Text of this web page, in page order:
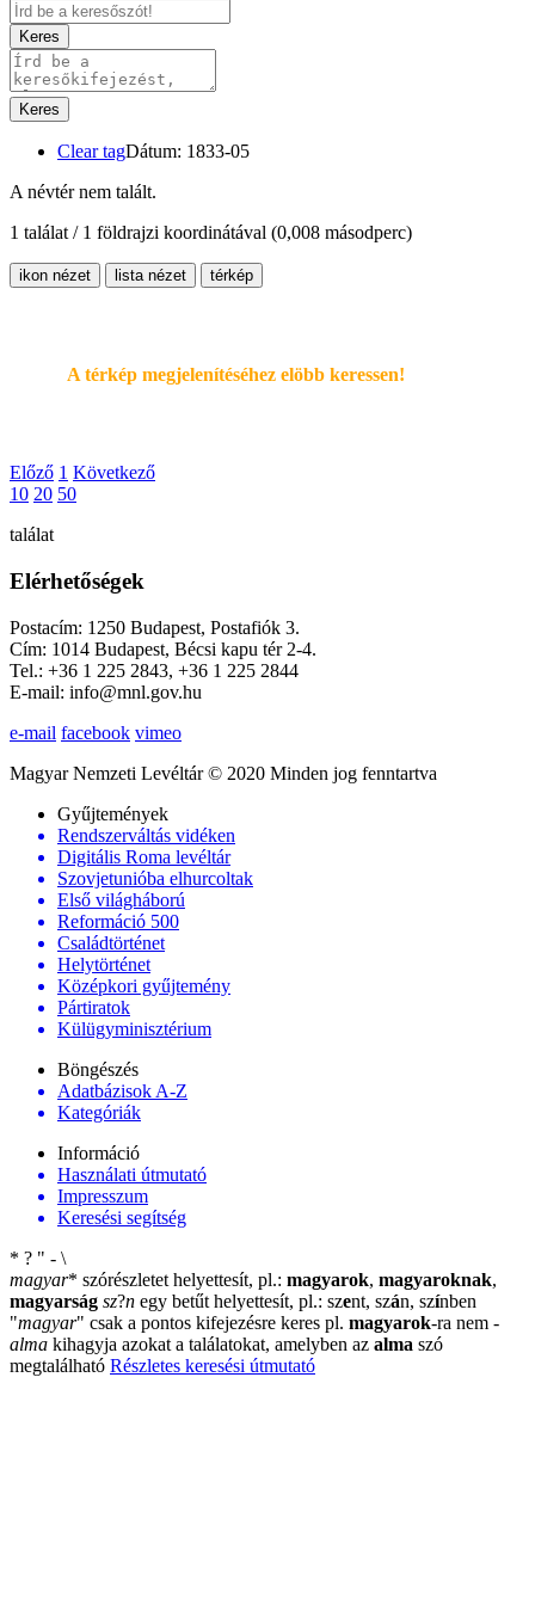
Keres
Keres
Clear tagDátum: 1833-05
A névtér nem talált.
1 találat / 1 földrajzi koordinátával (0,008 másodperc)
ikon nézet lista nézet térkép
A térkép megjelenítéséhez elöbb keressen!
Előző 1 Következő
10 20 50
találat
Elérhetőségek
Postacím: 1250 Budapest, Postafiók 3.
Cím: 1014 Budapest, Bécsi kapu tér 2-4.
Tel.: +36 1 225 2843, +36 1 225 2844
E-mail: info@mnl.gov.hu
e-mail facebook vimeo
Magyar Nemzeti Levéltár © 2020 Minden jog fenntartva
Gyűjtemények
Rendszerváltás vidéken
Digitális Roma levéltár
Szovjetunióba elhurcoltak
Első világháború
Reformáció 500
Családtörténet
Helytörténet
Középkori gyűjtemény
Pártiratok
Külügyminisztérium
Böngészés
Adatbázisok A-Z
Kategóriák
Információ
Használati útmutató
Impresszum
Keresési segítség
* ? " - \
magyar* szórészletet helyettesít, pl.: magyarok, magyaroknak,
magyarság sz?n egy betűt helyettesít, pl.: szent, szán, színben
"magyar" csak a pontos kifejezésre keres pl. magyarok-ra nem -
alma kihagyja azokat a találatokat, amelyben az alma szó
megtalálható Részletes keresési útmutató